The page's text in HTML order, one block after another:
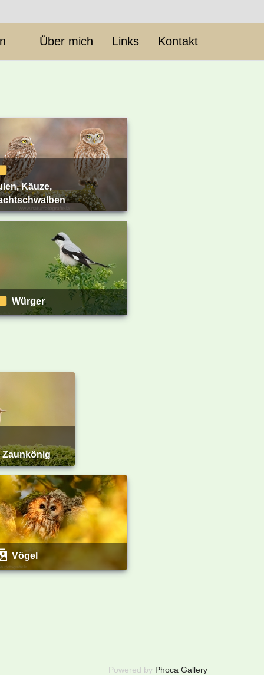
Über mich Links Kontakt
Würger
Zaunkönig
Vögel
Powered by Phoca Gallery